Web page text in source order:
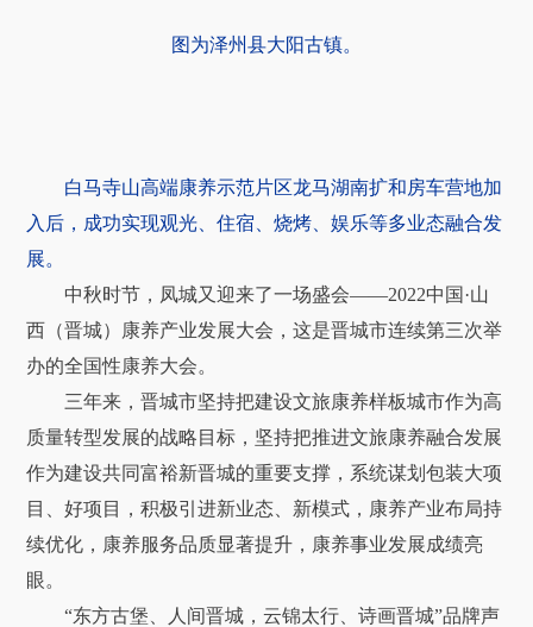
图为泽州县大阳古镇。
白马寺山高端康养示范片区龙马湖南扩和房车营地加
入后，成功实现观光、住宿、烧烤、娱乐等多业态融合发
展。
中秋时节，凤城又迎来了一场盛会——2022中国·山
西（晋城）康养产业发展大会，这是晋城市连续第三次举
办的全国性康养大会。
三年来，晋城市坚持把建设文旅康养样板城市作为高
质量转型发展的战略目标，坚持把推进文旅康养融合发展
作为建设共同富裕新晋城的重要支撑，系统谋划包装大项
目、好项目，积极引进新业态、新模式，康养产业布局持
续优化，康养服务品质显著提升，康养事业发展成绩亮
眼。
“东方古堡、人间晋城，云锦太行、诗画晋城”品牌声